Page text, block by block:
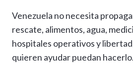
Venezuela no necesita
rescate, alimentos, agua,
hospitales operativos y
quieren ayudar puedan hacerlo.